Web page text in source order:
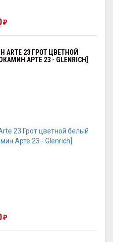
₽
23 ГРОТ ЦВЕТНОЙ
АРТЕ 23 - GLENRICH]
₽